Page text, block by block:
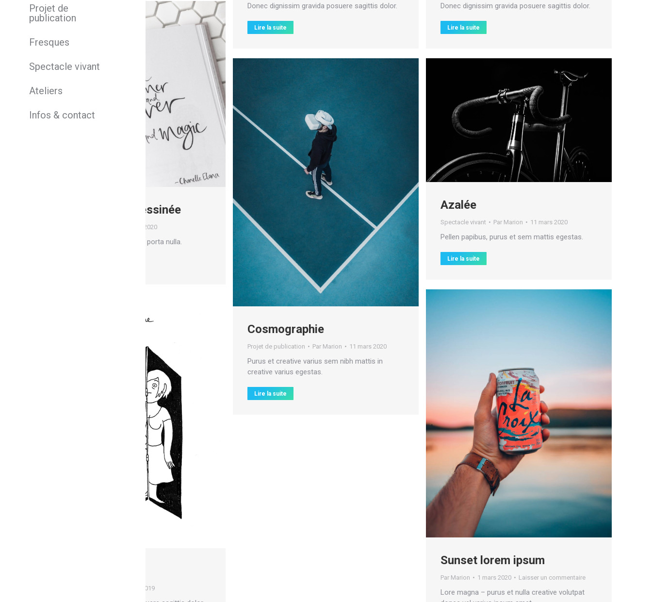
Donec dignissim gravida posuere sagittis dolor.
Lire la suite
Donec dignissim gravida posuere sagittis dolor.
Lire la suite
Ateliers bande dessinée
15 mars 2020
Glavrida from amet – nullam porta nulla.
Cosmographie
Projet de publication Par Marion 11 mars 2020
Purus et creative varius sem nibh mattis in
creative varius egestas.
Lire la suite
Azalée
Spectacle vivant Par Marion 11 mars 2020
Pellen papibus, purus et sem mattis egestas.
Lire la suite
Sunset lorem ipsum
Par Marion 1 mars 2020 Laisser un commentaire
Lore magna – purus et nulla creative volutpat
1 mai 2019
Projet de
publication
Fresques
Spectacle vivant
Ateliers
Infos & contact